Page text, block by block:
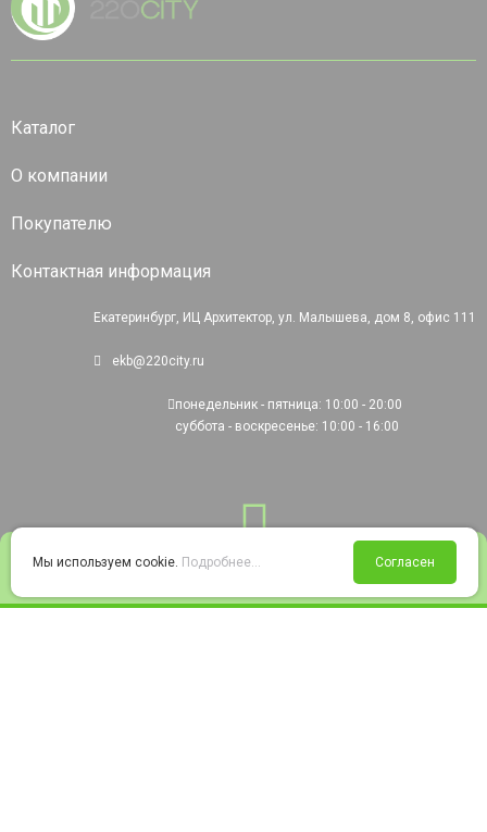
Войти Избранное Корзина
Каталог
О компании
Покупателю
Контактная информация
Екатеринбург, ИЦ Архитектор, ул. Малышева, дом 8, офис 111
ekb@220city.ru
понедельник - пятница: 10:00 - 20:00
суббота - воскресенье: 10:00 - 16:00
Мы используем cookie. Подробнее... Согласен